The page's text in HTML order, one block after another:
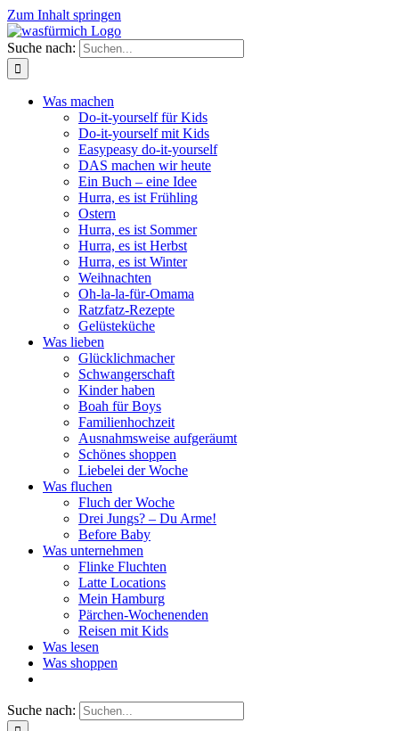
Zum Inhalt springen
Suche nach:
Was machen
Do-it-yourself für Kids
Do-it-yourself mit Kids
Easypeasy do-it-yourself
DAS machen wir heute
Ein Buch – eine Idee
Hurra, es ist Frühling
Ostern
Hurra, es ist Sommer
Hurra, es ist Herbst
Hurra, es ist Winter
Weihnachten
Oh-la-la-für-Omama
Ratzfatz-Rezepte
Gelüsteküche
Was lieben
Glücklichmacher
Schwangerschaft
Kinder haben
Boah für Boys
Familienhochzeit
Ausnahmsweise aufgeräumt
Schönes shoppen
Liebelei der Woche
Was fluchen
Fluch der Woche
Drei Jungs? – Du Arme!
Before Baby
Was unternehmen
Flinke Fluchten
Latte Locations
Mein Hamburg
Pärchen-Wochenenden
Reisen mit Kids
Was lesen
Was shoppen
Suche nach: